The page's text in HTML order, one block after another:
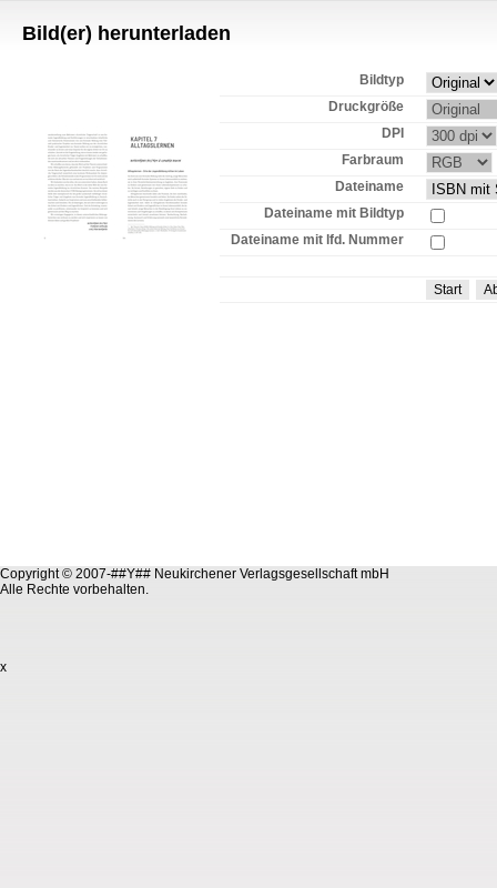
Bild(er) herunterladen
Bildtyp
Druckgröße
DPI
Farbraum
Dateiname
Dateiname mit Bildtyp
Dateiname mit lfd. Nummer
Copyright © 2007-##Y## Neukirchener Verlagsgesellschaft mbH
Alle Rechte vorbehalten.
x